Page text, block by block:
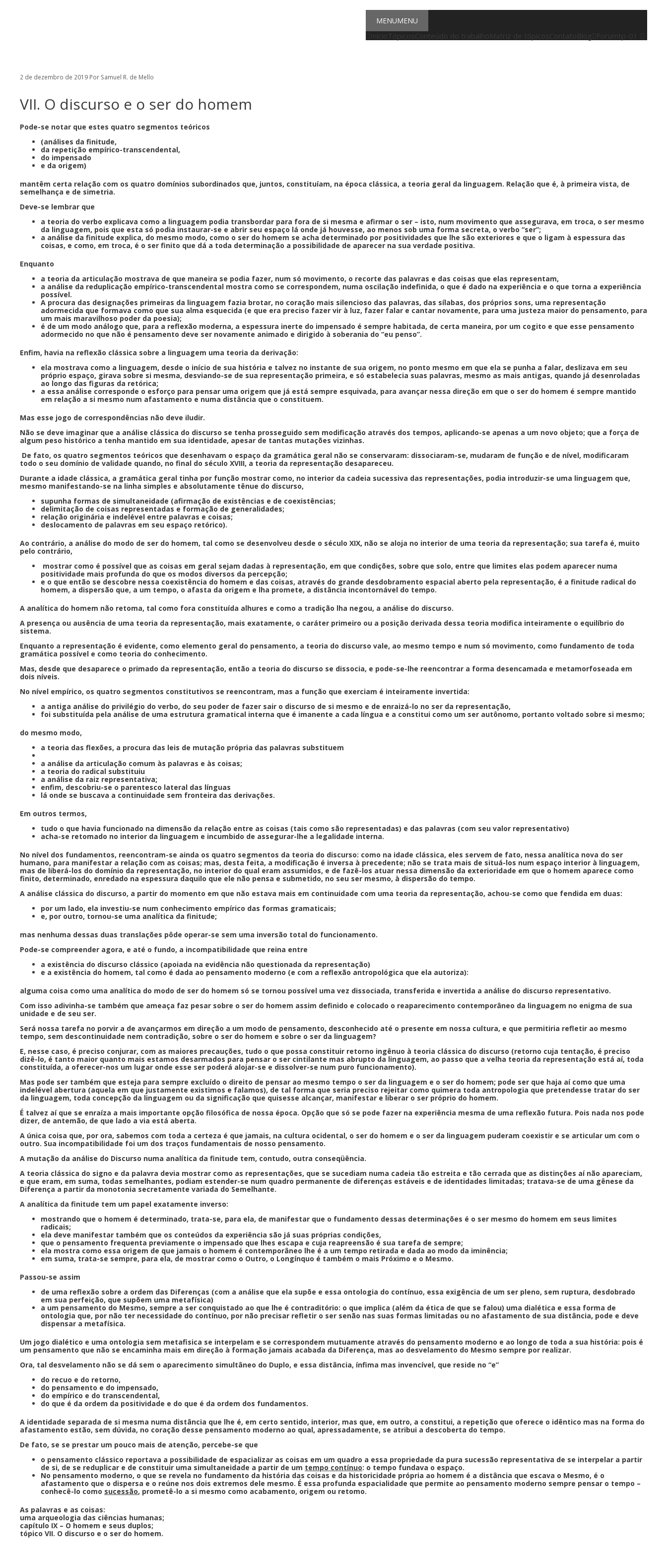
MENUMENU
Início Tópicos Conteúdo do trabalho Matriz de tópicos Contato Blog Forumtp-01
2 de dezembro de 2019 Por Samuel R. de Mello
VII. O discurso e o ser do homem
Pode-se notar que estes quatro segmentos teóricos
(análises da finitude,
da repetição empírico-transcendental,
do impensado
e da origem)
mantêm certa relação com os quatro domínios subordinados que, juntos, constituíam, na época clássica, a teoria geral da linguagem. Relação que é, à primeira vista, de
semelhança e de simetria.
Deve-se lembrar que
a teoria do verbo explicava como a linguagem podia transbordar para fora de si mesma e afirmar o ser – isto, num movimento que assegurava, em troca, o ser mesmo
da linguagem, pois que esta só podia instaurar-se e abrir seu espaço lá onde já houvesse, ao menos sob uma forma secreta, o verbo “ser”;
a análise da finitude explica, do mesmo modo, como o ser do homem se acha determinado por positividades que lhe são exteriores e que o ligam à espessura das
coisas, e como, em troca, é o ser finito que dá a toda determinação a possibilidade de aparecer na sua verdade positiva.
Enquanto
a teoria da articulação mostrava de que maneira se podia fazer, num só movimento, o recorte das palavras e das coisas que elas representam,
a análise da reduplicação empírico-transcendental mostra como se correspondem, numa oscilação indefinida, o que é dado na experiência e o que torna a experiência
possível.
A procura das designações primeiras da linguagem fazia brotar, no coração mais silencioso das palavras, das sílabas, dos próprios sons, uma representação
adormecida que formava como que sua alma esquecida (e que era preciso fazer vir à luz, fazer falar e cantar novamente, para uma justeza maior do pensamento, para
um mais maravilhoso poder da poesia);
é de um modo análogo que, para a reflexão moderna, a espessura inerte do impensado é sempre habitada, de certa maneira, por um cogito e que esse pensamento
adormecido no que não é pensamento deve ser novamente animado e dirigido à soberania do “eu penso”.
Enfim, havia na reflexão clássica sobre a linguagem uma teoria da derivação:
ela mostrava como a linguagem, desde o início de sua história e talvez no instante de sua origem, no ponto mesmo em que ela se punha a falar, deslizava em seu
próprio espaço, girava sobre si mesma, desviando-se de sua representação primeira, e só estabelecia suas palavras, mesmo as mais antigas, quando já desenroladas
ao longo das figuras da retórica;
a essa análise corresponde o esforço para pensar uma origem que já está sempre esquivada, para avançar nessa direção em que o ser do homem é sempre mantido
em relação a si mesmo num afastamento e numa distância que o constituem.
Mas esse jogo de correspondências não deve iludir.
Não se deve imaginar que a análise clássica do discurso se tenha prosseguido sem modificação através dos tempos, aplicando-se apenas a um novo objeto; que a força de
algum peso histórico a tenha mantido em sua identidade, apesar de tantas mutações vizinhas.
De fato, os quatro segmentos teóricos que desenhavam o espaço da gramática geral não se conservaram: dissociaram-se, mudaram de função e de nível, modificaram
todo o seu domínio de validade quando, no final do século XVIII, a teoria da representação desapareceu.
Durante a idade clássica, a gramática geral tinha por função mostrar como, no interior da cadeia sucessiva das representações, podia introduzir-se uma linguagem que,
mesmo manifestando-se na linha simples e absolutamente tênue do discurso,
supunha formas de simultaneidade (afirmação de existências e de coexistências;
delimitação de coisas representadas e formação de generalidades;
relação originária e indelével entre palavras e coisas;
deslocamento de palavras em seu espaço retórico).
Ao contrário, a análise do modo de ser do homem, tal como se desenvolveu desde o século XIX, não se aloja no interior de uma teoria da representação; sua tarefa é, muito
pelo contrário,
mostrar como é possível que as coisas em geral sejam dadas à representação, em que condições, sobre que solo, entre que limites elas podem aparecer numa
positividade mais profunda do que os modos diversos da percepção;
e o que então se descobre nessa coexistência do homem e das coisas, através do grande desdobramento espacial aberto pela representação, é a finitude radical do
homem, a dispersão que, a um tempo, o afasta da origem e lha promete, a distância incontornável do tempo.
A analítica do homem não retoma, tal como fora constituída alhures e como a tradição lha negou, a análise do discurso.
A presença ou ausência de uma teoria da representação, mais exatamente, o caráter primeiro ou a posição derivada dessa teoria modifica inteiramente o equilíbrio do
sistema.
Enquanto a representação é evidente, como elemento geral do pensamento, a teoria do discurso vale, ao mesmo tempo e num só movimento, como fundamento de toda
gramática possível e como teoria do conhecimento.
Mas, desde que desaparece o primado da representação, então a teoria do discurso se dissocia, e pode-se-lhe reencontrar a forma desencamada e metamorfoseada em
dois níveis.
No nível empírico, os quatro segmentos constitutivos se reencontram, mas a função que exerciam é inteiramente invertida:
a antiga análise do privilégio do verbo, do seu poder de fazer sair o discurso de si mesmo e de enraizá-lo no ser da representação,
foi substituída pela análise de uma estrutura gramatical interna que é imanente a cada língua e a constitui como um ser autônomo, portanto voltado sobre si mesmo;
do mesmo modo,
a teoria das flexões, a procura das leis de mutação própria das palavras substituem
a análise da articulação comum às palavras e às coisas;
a teoria do radical substituiu
a análise da raiz representativa;
enfim, descobriu-se o parentesco lateral das línguas
lá onde se buscava a continuidade sem fronteira das derivações.
Em outros termos,
tudo o que havia funcionado na dimensão da relação entre as coisas (tais como são representadas) e das palavras (com seu valor representativo)
acha-se retomado no interior da linguagem e incumbido de assegurar-lhe a legalidade interna.
No nível dos fundamentos, reencontram-se ainda os quatro segmentos da teoria do discurso: como na idade clássica, eles servem de fato, nessa analítica nova do ser
humano, para manifestar a relação com as coisas; mas, desta feita, a modificação é inversa à precedente; não se trata mais de situá-los num espaço interior à linguagem,
mas de liberá-los do domínio da representação, no interior do qual eram assumidos, e de fazê-los atuar nessa dimensão da exterioridade em que o homem aparece como
finito, determinado, enredado na espessura daquilo que ele não pensa e submetido, no seu ser mesmo, à dispersão do tempo.
A análise clássica do discurso, a partir do momento em que não estava mais em continuidade com uma teoria da representação, achou-se como que fendida em duas:
por um lado, ela investiu-se num conhecimento empírico das formas gramaticais;
e, por outro, tornou-se uma analítica da finitude;
mas nenhuma dessas duas translações pôde operar-se sem uma inversão total do funcionamento.
Pode-se compreender agora, e até o fundo, a incompatibilidade que reina entre
a existência do discurso clássico (apoiada na evidência não questionada da representação)
e a existência do homem, tal como é dada ao pensamento moderno (e com a reflexão antropológica que ela autoriza):
alguma coisa como uma analítica do modo de ser do homem só se tornou possível uma vez dissociada, transferida e invertida a análise do discurso representativo.
Com isso adivinha-se também que ameaça faz pesar sobre o ser do homem assim definido e colocado o reaparecimento contemporâneo da linguagem no enigma de sua
unidade e de seu ser.
Será nossa tarefa no porvir a de avançarmos em direção a um modo de pensamento, desconhecido até o presente em nossa cultura, e que permitiria refletir ao mesmo
tempo, sem descontinuidade nem contradição, sobre o ser do homem e sobre o ser da linguagem?
E, nesse caso, é preciso conjurar, com as maiores precauções, tudo o que possa constituir retorno ingênuo à teoria clássica do discurso (retorno cuja tentação, é preciso
dizê-lo, é tanto maior quanto mais estamos desarmados para pensar o ser cintilante mas abrupto da linguagem, ao passo que a velha teoria da representação está aí, toda
constituída, a oferecer-nos um lugar onde esse ser poderá alojar-se e dissolver-se num puro funcionamento).
Mas pode ser também que esteja para sempre excluído o direito de pensar ao mesmo tempo o ser da linguagem e o ser do homem; pode ser que haja aí como que uma
indelével abertura (aquela em que justamente existimos e falamos), de tal forma que seria preciso rejeitar como quimera toda antropologia que pretendesse tratar do ser
da linguagem, toda concepção da linguagem ou da significação que quisesse alcançar, manifestar e liberar o ser próprio do homem.
É talvez aí que se enraíza a mais importante opção filosófica de nossa época. Opção que só se pode fazer na experiência mesma de uma reflexão futura. Pois nada nos pode
dizer, de antemão, de que lado a via está aberta.
A única coisa que, por ora, sabemos com toda a certeza é que jamais, na cultura ocidental, o ser do homem e o ser da linguagem puderam coexistir e se articular um com o
outro. Sua incompatibilidade foi um dos traços fundamentais de nosso pensamento.
A mutação da análise do Discurso numa analítica da finitude tem, contudo, outra conseqüência.
A teoria clássica do signo e da palavra devia mostrar como as representações, que se sucediam numa cadeia tão estreita e tão cerrada que as distinções aí não apareciam,
e que eram, em suma, todas semelhantes, podiam estender-se num quadro permanente de diferenças estáveis e de identidades limitadas; tratava-se de uma gênese da
Diferença a partir da monotonia secretamente variada do Semelhante.
A analítica da finitude tem um papel exatamente inverso:
mostrando que o homem é determinado, trata-se, para ela, de manifestar que o fundamento dessas determinações é o ser mesmo do homem em seus limites
radicais;
ela deve manifestar também que os conteúdos da experiência são já suas próprias condições,
que o pensamento frequenta previamente o impensado que lhes escapa e cuja reapreensão é sua tarefa de sempre;
ela mostra como essa origem de que jamais o homem é contemporâneo lhe é a um tempo retirada e dada ao modo da iminência;
em suma, trata-se sempre, para ela, de mostrar como o Outro, o Longínquo é também o mais Próximo e o Mesmo.
Passou-se assim
de uma reflexão sobre a ordem das Diferenças (com a análise que ela supõe e essa ontologia do contínuo, essa exigência de um ser pleno, sem ruptura, desdobrado
em sua perfeição, que supõem uma metafísica)
a um pensamento do Mesmo, sempre a ser conquistado ao que lhe é contraditório: o que implica (além da ética de que se falou) uma dialética e essa forma de
ontologia que, por não ter necessidade do contínuo, por não precisar refletir o ser senão nas suas formas limitadas ou no afastamento de sua distância, pode e deve
dispensar a metafísica.
Um jogo dialético e uma ontologia sem metafisica se interpelam e se correspondem mutuamente através do pensamento moderno e ao longo de toda a sua história: pois é
um pensamento que não se encaminha mais em direção à formação jamais acabada da Diferença, mas ao desvelamento do Mesmo sempre por realizar.
Ora, tal desvelamento não se dá sem o aparecimento simultâneo do Duplo, e essa distância, ínfima mas invencível, que reside no “e”
do recuo e do retorno,
do pensamento e do impensado,
do empírico e do transcendental,
do que é da ordem da positividade e do que é da ordem dos fundamentos.
A identidade separada de si mesma numa distância que lhe é, em certo sentido, interior, mas que, em outro, a constitui, a repetição que oferece o idêntico mas na forma do
afastamento estão, sem dúvida, no coração desse pensamento moderno ao qual, apressadamente, se atribui a descoberta do tempo.
De fato, se se prestar um pouco mais de atenção, percebe-se que
o pensamento clássico reportava a possibilidade de espacializar as coisas em um quadro a essa propriedade da pura sucessão representativa de se interpelar a partir
de si, de se reduplicar e de constituir uma simultaneidade a partir de um tempo contínuo: o tempo fundava o espaço.
No pensamento moderno, o que se revela no fundamento da história das coisas e da historicidade própria ao homem é a distância que escava o Mesmo, é o
afastamento que o dispersa e o reúne nos dois extremos dele mesmo. É essa profunda espacialidade que permite ao pensamento moderno sempre pensar o tempo –
conhecê-lo como sucessão, prometê-lo a si mesmo como acabamento, origem ou retomo.
As palavras e as coisas:
uma arqueologia das ciências humanas;
capítulo IX – O homem e seus duplos;
tópico VII. O discurso e o ser do homem.